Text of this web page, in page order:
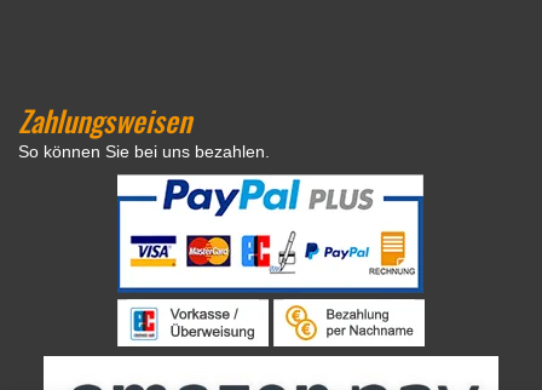
Zahlungsweisen
So können Sie bei uns bezahlen.